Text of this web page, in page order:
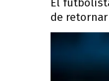
El
de